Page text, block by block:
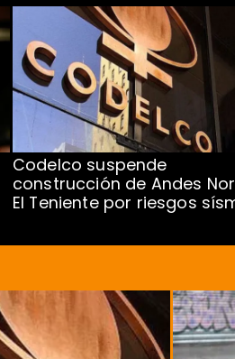
Codelco suspende
construcción de Andes
El Teniente por riesgos